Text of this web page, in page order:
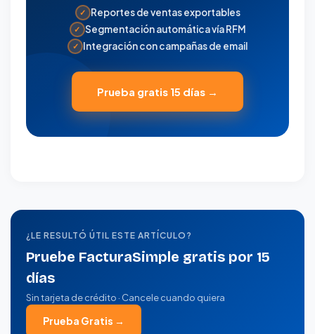
✓ Reportes de ventas exportables
✓ Segmentación automática vía RFM
✓ Integración con campañas de email
Prueba gratis 15 días →
¿LE RESULTÓ ÚTIL ESTE ARTÍCULO?
Pruebe FacturaSimple gratis por 15
días
Sin tarjeta de crédito · Cancele cuando quiera
Prueba Gratis →